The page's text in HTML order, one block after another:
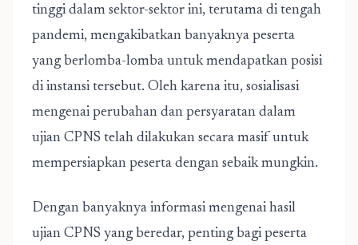
tinggi dalam sektor-sektor ini, terutama di tengah
pandemi, mengakibatkan banyaknya peserta
yang berlomba-lomba untuk mendapatkan posisi
di instansi tersebut. Oleh karena itu, sosialisasi
mengenai perubahan dan persyaratan dalam
ujian CPNS telah dilakukan secara masif untuk
mempersiapkan peserta dengan sebaik mungkin.
Dengan banyaknya informasi mengenai hasil
ujian CPNS yang beredar, penting bagi peserta